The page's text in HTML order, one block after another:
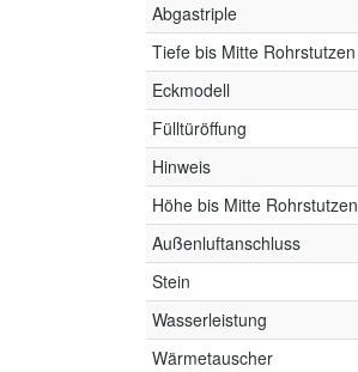
Abgastriple
Tiefe bis Mitte Rohrstutzen
Eckmodell
Fülltüröffung
Hinweis
Höhe bis Mitte Rohrstutzen
Außenluftanschluss
Stein
Wasserleistung
Wärmetauscher